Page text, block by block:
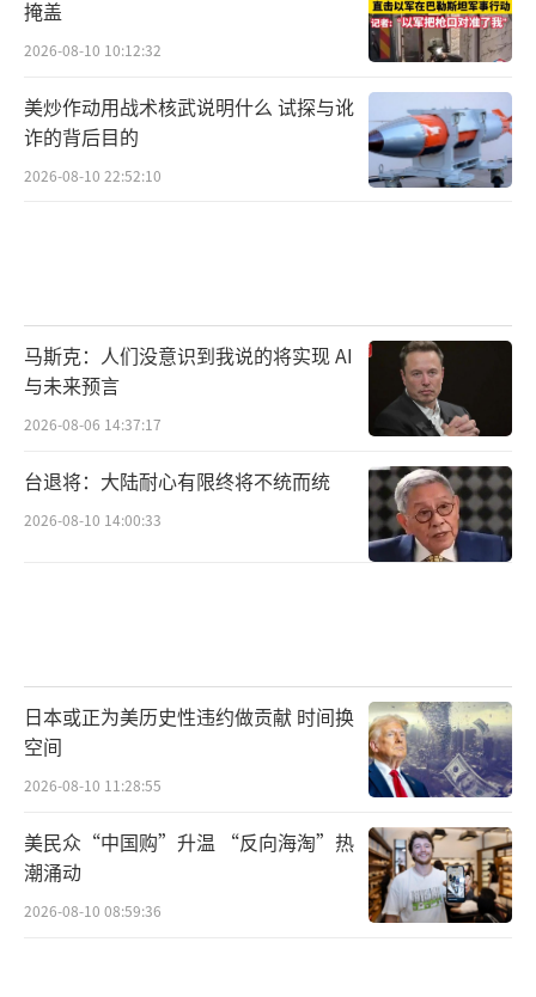
掩盖
2026-08-10 10:12:32
美炒作动用战术核武说明什么 试探与讹
诈的背后目的
2026-08-10 22:52:10
马斯克：人们没意识到我说的将实现 AI
与未来预言
2026-08-06 14:37:17
台退将：大陆耐心有限终将不统而统
2026-08-10 14:00:33
日本或正为美历史性违约做贡献 时间换
空间
2026-08-10 11:28:55
美民众“中国购”升温 “反向海淘”热
潮涌动
2026-08-10 08:59:36